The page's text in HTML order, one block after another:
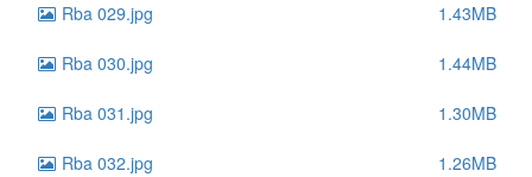
Rba 029.jpg 1.43MB
Rba 030.jpg 1.44MB
Rba 031.jpg 1.30MB
Rba 032.jpg 1.26MB